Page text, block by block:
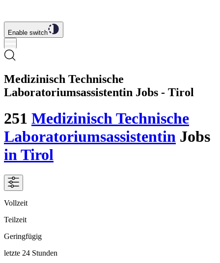
Enable switch
Medizinisch Technische
Laboratoriumsassistentin Jobs - Tirol
251 Medizinisch Technische
Laboratoriumsassistentin Jobs
in Tirol
Vollzeit
Teilzeit
Geringfügig
letzte 24 Stunden